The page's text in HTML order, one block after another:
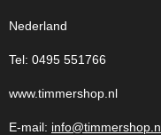
Nederland
Tel: 0495 551766
www.timmershop.nl
E-mail: info@timmershop.nl